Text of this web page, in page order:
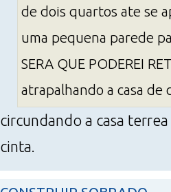
de dois quartos ate se
uma pequena parede
SERA QUE PODEREI
atrapalhando a casa de
circundando a casa
cinta.